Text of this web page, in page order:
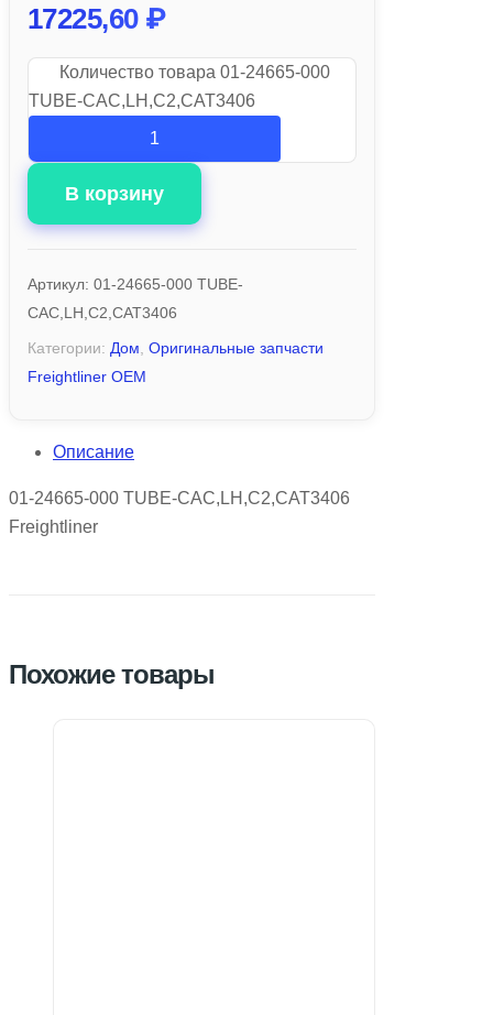
17225,60 ₽
Количество товара 01-24665-000
TUBE-CAC,LH,C2,CAT3406
В корзину
Артикул: 01-24665-000 TUBE-
CAC,LH,C2,CAT3406
Категории: Дом Оригинальные запчасти
Freightliner OEM
Описание
01-24665-000 TUBE-CAC,LH,C2,CAT3406
Freightliner
Похожие товары